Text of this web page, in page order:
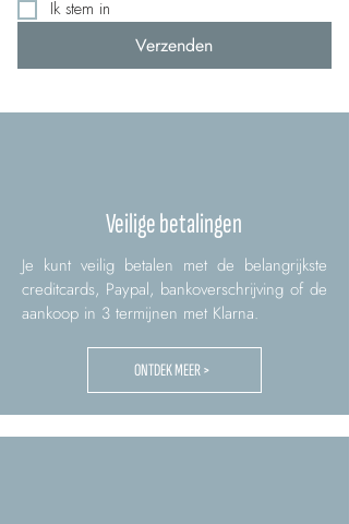
Ik stem in
Verzenden
Veilige betalingen
Je kunt veilig betalen met de belangrijkste
creditcards, Paypal, bankoverschrijving of de
aankoop in 3 termijnen met Klarna.
ONTDEK MEER >